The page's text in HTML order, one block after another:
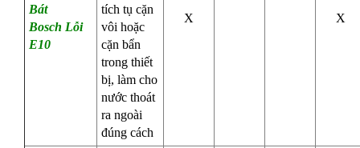
Bát
Bosch Lỗi
E10
tích tụ cặn
vôi hoặc
cặn bẩn
trong thiết
bị, làm cho
nước thoát
ra ngoài
đúng cách
X X